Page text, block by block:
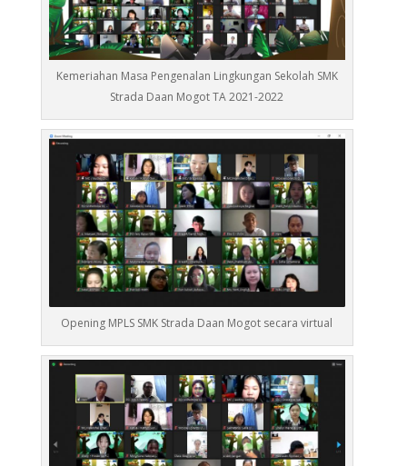
Kemeriahan Masa Pengenalan Lingkungan Sekolah SMK
Strada Daan Mogot TA 2021-2022
Opening MPLS SMK Strada Daan Mogot secara virtual